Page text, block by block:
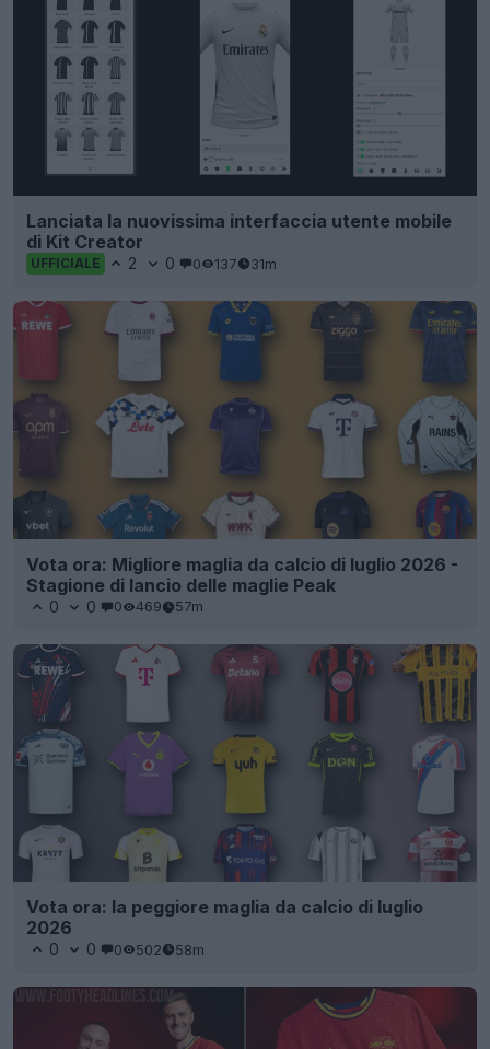
Lanciata la nuovissima interfaccia utente mobile
di Kit Creator
UFFICIALE 2 0 0 137 31m
Vota ora: Migliore maglia da calcio di luglio 2026 -
Stagione di lancio delle maglie Peak
0 0 0 469 57m
Vota ora: la peggiore maglia da calcio di luglio
2026
0 0 0 502 58m